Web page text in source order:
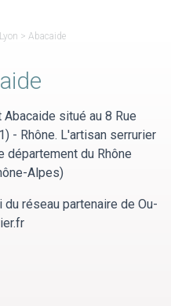
> Abacaide
situé au 8 Rue
- Rhône. L'artisan serrurier
département du Rhône
Alpes)
réseau partenaire de Ou-